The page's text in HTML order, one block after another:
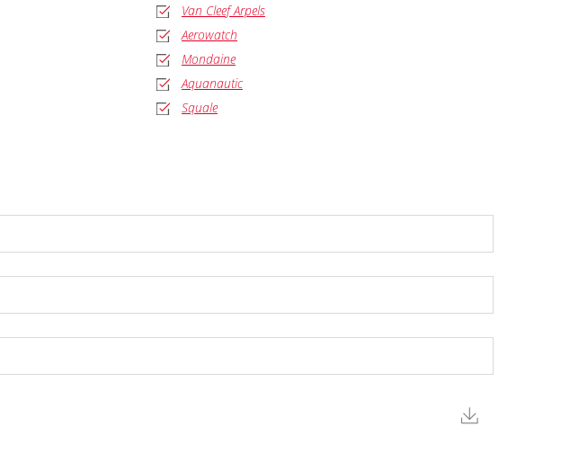
Van Cleef Arpels
Aerowatch
Mondaine
Aquanautic
Squale